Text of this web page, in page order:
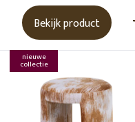
Bekijk product
nieuwe
collectie